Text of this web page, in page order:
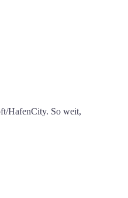
HafenCity. So weit,